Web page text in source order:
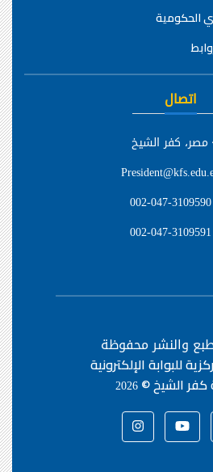
الحكومية
اتصال
مصر، كفر الشيخ
والنشر محفوظة
للبوابة الإلكترونية
الشيخ ©2026